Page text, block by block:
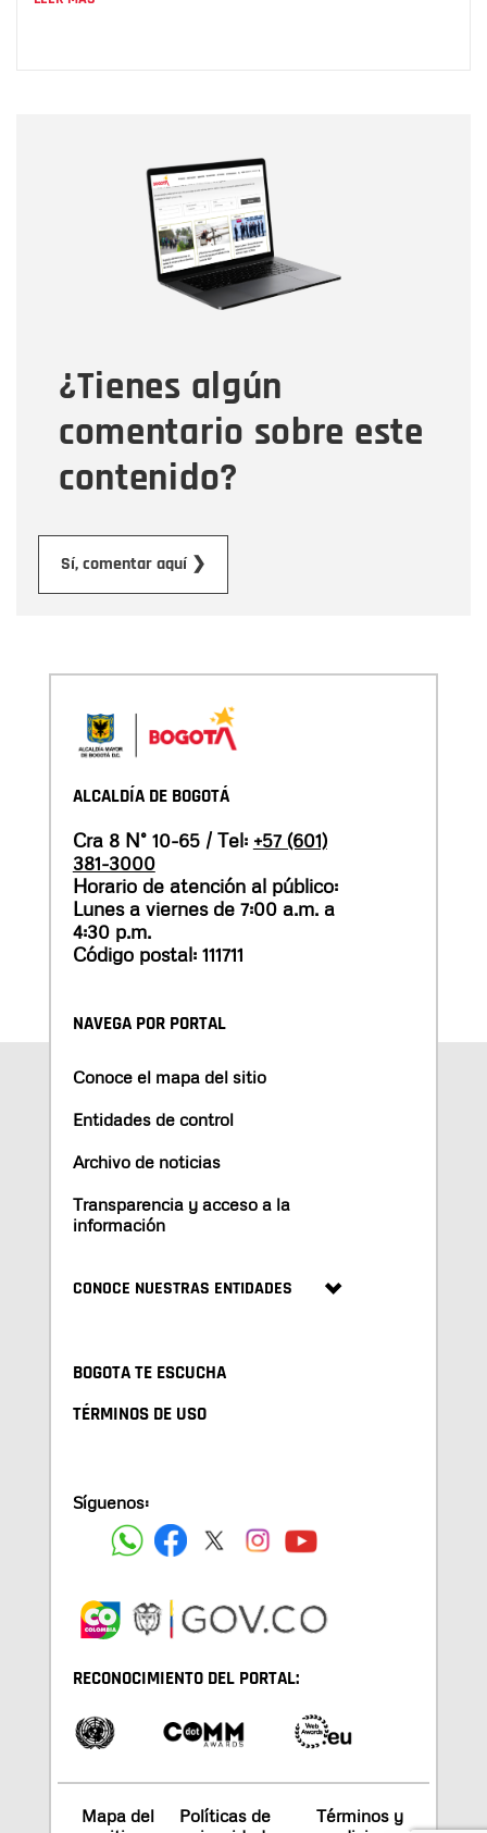
¿Tienes algún
comentario sobre este
contenido?
Sí, comentar aquí ❯
Correo electrónico
Tipo de comentario
Mensaje
ALCALDÍA DE BOGOTÁ
Cra 8 N° 10-65 / Tel: +57 (601)
381-3000
Horario de atención al público:
Lunes a viernes de 7:00 a.m. a
4:30 p.m.
Código postal: 111711
NAVEGA POR PORTAL
Conoce el mapa del sitio
Entidades de control
Archivo de noticias
Transparencia y acceso a la
información
CONOCE NUESTRAS ENTIDADES
BOGOTA TE ESCUCHA
TÉRMINOS DE USO
Síguenos:
RECONOCIMIENTO DEL PORTAL:
Mapa del
Políticas de
Términos y